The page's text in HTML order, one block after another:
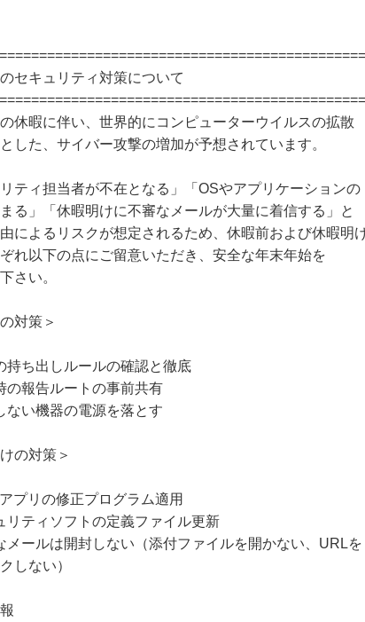
セキュリティ対策について
休暇に伴い、世界的にコンピューターウイルスの拡散
した、サイバー攻撃の増加が予想されています。
リティ担当者が不在となる」「OSやアプリケーションの
る」「休暇明けに不審なメールが大量に着信する」と
によるリスクが想定されるため、休暇前および休暇明
れ以下の点にご留意いただき、安全な年末年始を
さい。
対策＞
持ち出しルールの確認と徹底
の報告ルートの事前共有
ない機器の電源を落とす
の対策＞
プリの修正プログラム適用
リティソフトの定義ファイル更新
メールは開封しない（添付ファイルを開かない、URLを
しない）